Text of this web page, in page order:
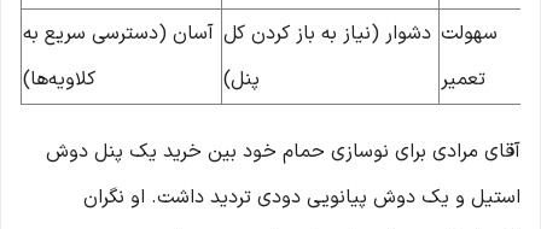
سهولت
تعمیر
دشوار (نیاز به باز کردن کل
پنل)
آسان (دسترسی سریع به
کلاویه‌ها)
آقای مرادی برای نوسازی حمام خود بین خرید یک پنل دوش
استیل و یک دوش پیانویی دودی تردید داشت. او نگران